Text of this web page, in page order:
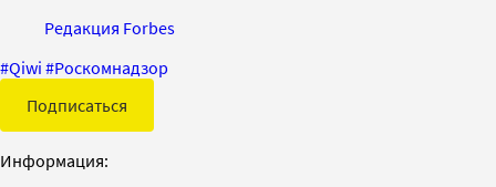
Редакция Forbes
#Qiwi #Роскомнадзор
Подписаться
Информация: